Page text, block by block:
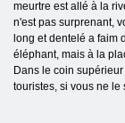
meurtre est allé à la
n'est pas surprenant,
long et dentelé a faim
éléphant, mais à la
Dans le coin
touristes, si vous ne